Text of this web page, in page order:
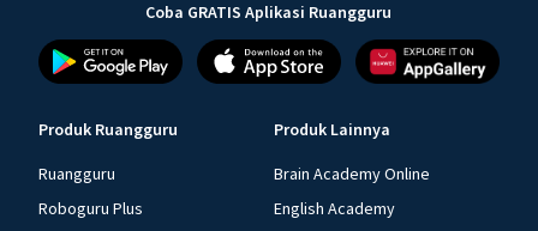
Coba GRATIS Aplikasi Ruangguru
Produk Ruangguru
Ruangguru
Roboguru Plus
Produk Lainnya
Brain Academy Online
English Academy